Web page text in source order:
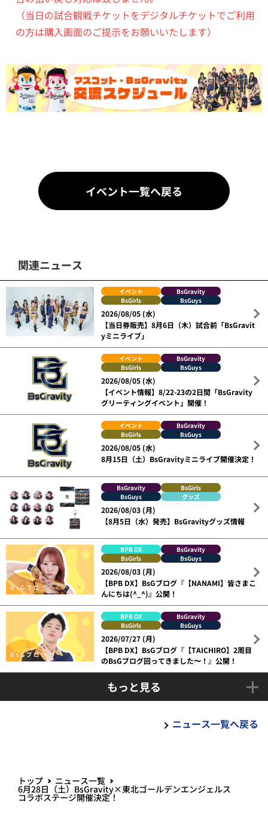
（当日の試合観戦チケットをデジタルチケットでご利用
の方は購入画面のご提示をお願いいたします）
イベント一覧へ戻る
関連ニュース
イベント
BsGravity
BsGirls
BsGuys
2026/08/05 (水)
【当日券販売】8月6日（木）試合前「BsGravit
yミニライブ」
イベント
BsGravity
BsGirls
BsGuys
2026/08/05 (水)
【イベント情報】8/22-23の2日間「BsGravity
グリーティングイベント」開催！
イベント
BsGravity
BsGirls
BsGuys
2026/08/05 (水)
8月15日（土）BsGravityミニライブ開催決定！
BsGravity
BsGirls
BsGuys
グッズ
2026/08/03 (月)
【8月5日（水）発売】BsGravityグッズ情報
BPB DX
BsGravity
BsGirls
BsGuys
2026/08/03 (月)
【BPB DX】BsGブログ『【NANAMI】皆さまこ
んにちは(^_^)』公開！
BPB DX
BsGravity
BsGirls
BsGuys
2026/07/27 (月)
【BPB DX】BsGブログ『【TAICHIRO】2周目
のBsGブログ回ってきました〜！』公開！
もっと見る
ニュース一覧へ戻る
トップ ニュース一覧
6月28日（土）BsGravity×東北ゴールデンエンジェルス
コラボステージ開催決定！